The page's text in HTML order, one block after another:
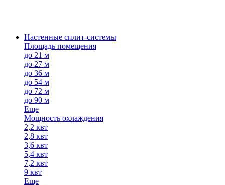
Настенные сплит-системы
Площадь помещения
до 21 м
до 27 м
до 36 м
до 54 м
до 72 м
до 90 м
Еще
Мощность охлаждения
2,2 квт
2,8 квт
3,6 квт
5,4 квт
7,2 квт
9 квт
Еще